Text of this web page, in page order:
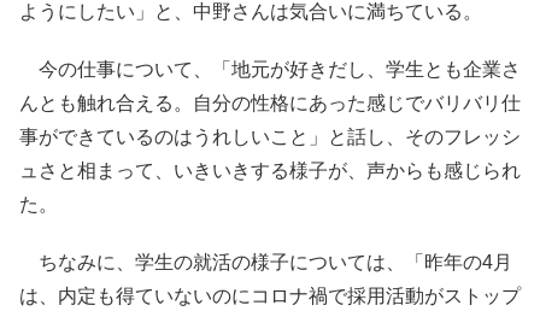
ようにしたい」と、中野さんは気合いに満ちている。
今の仕事について、「地元が好きだし、学生とも企業さ
んとも触れ合える。自分の性格にあった感じでバリバリ仕
事ができているのはうれしいこと」と話し、そのフレッシ
ュさと相まって、いきいきする様子が、声からも感じられ
た。
ちなみに、学生の就活の様子については、「昨年の4月
は、内定も得ていないのにコロナ禍で採用活動がストップ